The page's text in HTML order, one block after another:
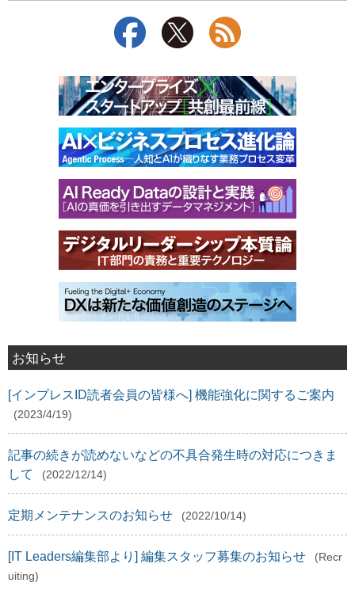
お知らせ
[インプレスID読者会員の皆様へ] 機能強化に関するご案内
(2023/4/19)
記事の続きが読めないなどの不具合発生時の対応につきま
して
(2022/12/14)
定期メンテナンスのお知らせ (2022/10/14)
[IT Leaders編集部より] 編集スタッフ募集のお知らせ
(Recr
uiting)